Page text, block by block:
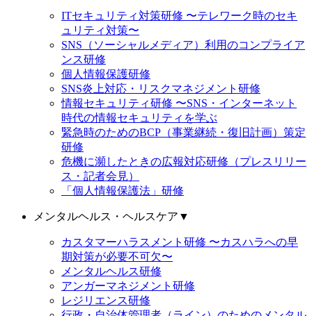
ITセキュリティ対策研修 〜テレワーク時のセキ
ュリティ対策〜
SNS（ソーシャルメディア）利用のコンプライア
ンス研修
個人情報保護研修
SNS炎上対応・リスクマネジメント研修
情報セキュリティ研修 〜SNS・インターネット
時代の情報セキュリティを学ぶ
緊急時のためのBCP（事業継続・復旧計画）策定
研修
危機に瀕したときの広報対応研修（プレスリリー
ス・記者会見）
「個人情報保護法」研修
メンタルヘルス・ヘルスケア ▼
カスタマーハラスメント研修 〜カスハラへの早
期対策が必要不可欠〜
メンタルヘルス研修
アンガーマネジメント研修
レジリエンス研修